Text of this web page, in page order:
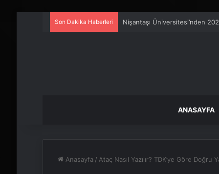
Son Dakika Haberleri Serjoy : Dijital Medya Ajansı,
ANASAYFA
Anasayfa / Ataç Nasıl Yazılır? TDK’ye Göre Doğru